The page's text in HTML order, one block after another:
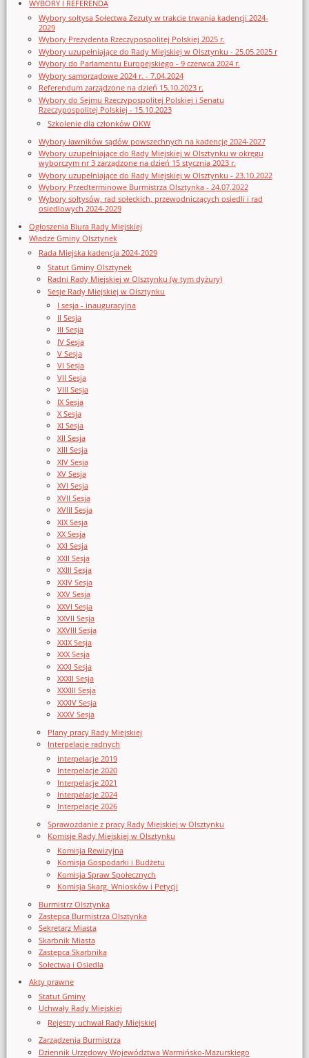
WYBORY I REFERENDA
Wybory sołtysa Sołectwa Zezuty w trakcie trwania kadencji 2024-
2029
Wybory Prezydenta Rzeczypospolitej Polskiej 2025 r.
Wybory uzupełniające do Rady Miejskiej w Olsztynku - 25.05.2025 r
Wybory do Parlamentu Europejskiego - 9 czerwca 2024 r.
Wybory samorządowe 2024 r. - 7.04.2024
Referendum zarządzone na dzień 15.10.2023 r.
Wybory do Sejmu Rzeczypospolitej Polskiej i Senatu
Rzeczypospolitej Polskiej - 15.10.2023
Szkolenie dla członków OKW
Wybory ławników sądów powszechnych na kadencję 2024-2027
Wybory uzupełniające do Rady Miejskiej w Olsztynku w okręgu
wyborczym nr 3 zarządzone na dzień 15 stycznia 2023 r.
Wybory uzupełniające do Rady Miejskiej w Olsztynku - 23.10.2022
Wybory Przedterminowe Burmistrza Olsztynka - 24.07.2022
Wybory sołtysów, rad sołeckich, przewodniczących osiedli i rad
osiedlowych 2024-2029
Ogłoszenia Biura Rady Miejskiej
Władze Gminy Olsztynek
Rada Miejska kadencja 2024-2029
Statut Gminy Olsztynek
Radni Rady Miejskiej w Olsztynku (w tym dyżury)
Sesje Rady Miejskiej w Olsztynku
I sesja - inauguracyjna
II Sesja
III Sesja
IV Sesja
V Sesja
VI Sesja
VII Sesja
VIII Sesja
IX Sesja
X Sesja
XI Sesja
XII Sesja
XIII Sesja
XIV Sesja
XV Sesja
XVI Sesja
XVII Sesja
XVIII Sesja
XIX Sesja
XX Sesja
XXI Sesja
XXII Sesja
XXIII Sesja
XXIV Sesja
XXV Sesja
XXVI Sesja
XXVII Sesja
XXVIII Sesja
XXIX Sesja
XXX Sesja
XXXI Sesja
XXXII Sesja
XXXIII Sesja
XXXIV Sesja
XXXV Sesja
Plany pracy Rady Miejskiej
Interpelacje radnych
Interpelacje 2019
Interpelacje 2020
Interpelacje 2021
Interpelacje 2024
Interpelacje 2026
Sprawozdanie z pracy Rady Miejskiej w Olsztynku
Komisje Rady Miejskiej w Olsztynku
Komisja Rewizyjna
Komisja Gospodarki i Budżetu
Komisja Spraw Społecznych
Komisja Skarg, Wniosków i Petycji
Burmistrz Olsztynka
Zastępca Burmistrza Olsztynka
Sekretarz Miasta
Skarbnik Miasta
Zastępca Skarbnika
Sołectwa i Osiedla
Akty prawne
Statut Gminy
Uchwały Rady Miejskiej
Rejestry uchwał Rady Miejskiej
Zarządzenia Burmistrza
Dziennik Urzędowy Województwa Warmińsko-Mazurskiego